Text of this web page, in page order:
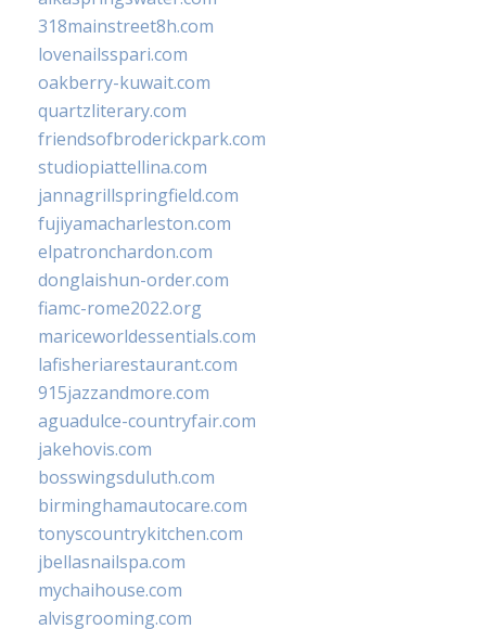
318mainstreet8h.com
lovenailsspari.com
oakberry-kuwait.com
quartzliterary.com
friendsofbroderickpark.com
studiopiattellina.com
jannagrillspringfield.com
fujiyamacharleston.com
elpatronchardon.com
donglaishun-order.com
fiamc-rome2022.org
mariceworldessentials.com
lafisheriarestaurant.com
915jazzandmore.com
aguadulce-countryfair.com
jakehovis.com
bosswingsduluth.com
birminghamautocare.com
tonyscountrykitchen.com
jbellasnailspa.com
mychaihouse.com
alvisgrooming.com